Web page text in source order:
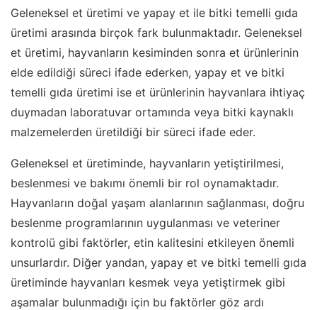
Geleneksel et üretimi ve yapay et ile bitki temelli gıda
üretimi arasında birçok fark bulunmaktadır. Geleneksel
et üretimi, hayvanların kesiminden sonra et ürünlerinin
elde edildiği süreci ifade ederken, yapay et ve bitki
temelli gıda üretimi ise et ürünlerinin hayvanlara ihtiyaç
duymadan laboratuvar ortamında veya bitki kaynaklı
malzemelerden üretildiği bir süreci ifade eder.
Geleneksel et üretiminde, hayvanların yetiştirilmesi,
beslenmesi ve bakımı önemli bir rol oynamaktadır.
Hayvanların doğal yaşam alanlarının sağlanması, doğru
beslenme programlarının uygulanması ve veteriner
kontrolü gibi faktörler, etin kalitesini etkileyen önemli
unsurlardır. Diğer yandan, yapay et ve bitki temelli gıda
üretiminde hayvanları kesmek veya yetiştirmek gibi
aşamalar bulunmadığı için bu faktörler göz ardı